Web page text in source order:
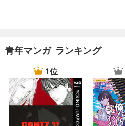
青年マンガ ランキング
1位